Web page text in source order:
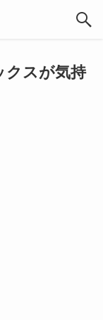
クスが気持